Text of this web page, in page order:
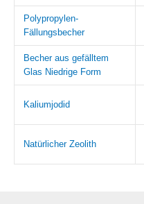
Polypropylen-
Fällungsbecher
Becher aus gefälltem
Glas Niedrige Form
Kaliumjodid
Natürlicher Zeolith